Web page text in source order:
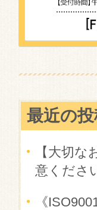
最近の
【大切
意くださ
《